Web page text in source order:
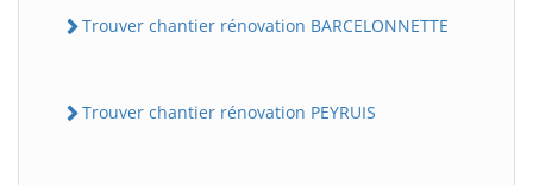
Trouver chantier rénovation BARCELONNETTE
Trouver chantier rénovation PEYRUIS